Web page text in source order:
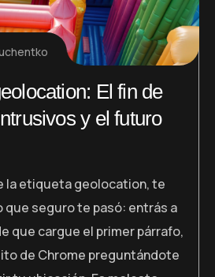
El fin de
y el futuro
la etiqueta geolocation, te
que seguro te pasó: entrás a
que cargue el primer párrafo,
de Chrome preguntándote